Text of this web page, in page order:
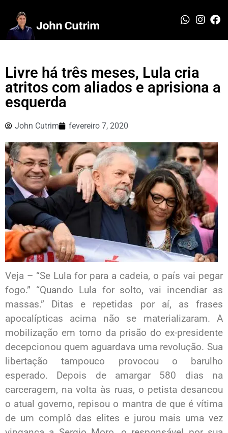
Livre há três meses, Lula cria
atritos com aliados e aprisiona a
esquerda
John Cutrim fevereiro 7, 2020
Veja – “Se Lula for para a cadeia, o país vai pegar
fogo.” “Quando Lula for solto, vai incendiar as
massas.” Ditas e repetidas por aí, as frases
apocalípticas acima não se materializaram. A
mobilização em torno da prisão do ex-presidente
decepcionou quem aguardava uma revolução. Sua
libertação tampouco provocou o barulho
esperado. Depois de amargar 580 dias na
carceragem, na volta às ruas, o petista desancou
o atual governo, repisou o mantra de que é vítima
de um complô das elites e jurou mais uma vez